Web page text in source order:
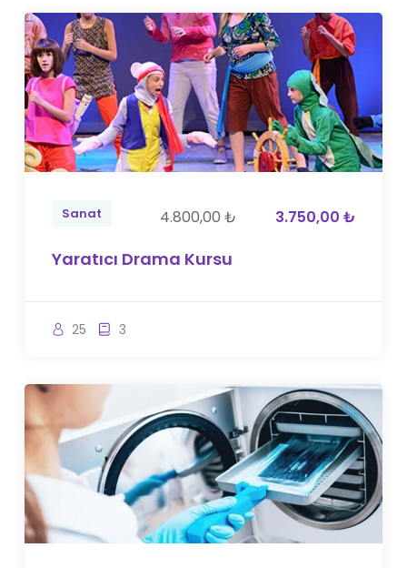
Sanat 4.800,00 ₺ 3.750,00 ₺
Yaratıcı Drama Kursu
25 3